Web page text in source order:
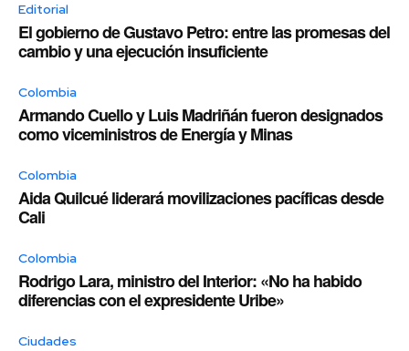
Editorial
El gobierno de Gustavo Petro: entre las promesas del
cambio y una ejecución insuficiente
Colombia
Armando Cuello y Luis Madriñán fueron designados
como viceministros de Energía y Minas
Colombia
Aida Quilcué liderará movilizaciones pacíficas desde
Cali
Colombia
Rodrigo Lara, ministro del Interior: «No ha habido
diferencias con el expresidente Uribe»
Ciudades